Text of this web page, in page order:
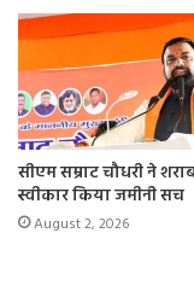
सीएम सम्राट चौधरी ने
स्वीकार किया जमीनी सच
August 2, 2026